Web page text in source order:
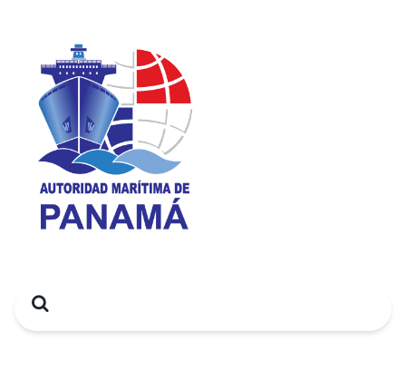
Search